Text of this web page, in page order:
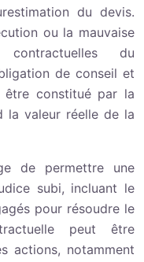
du devis.
ou la mauvaise
du
de conseil et
être constitué par la
la valeur réelle de la
de permettre une
subi, incluant le
pour résoudre le
peut être
actions, notamment